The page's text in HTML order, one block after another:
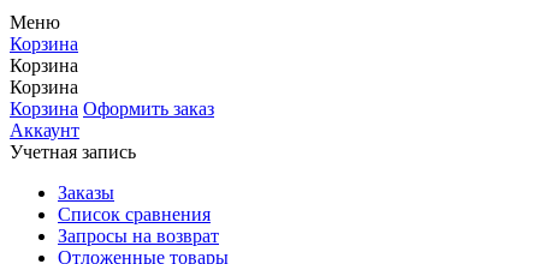
Меню
Корзина
Корзина
Корзина
Корзина Оформить заказ
Аккаунт
Учетная запись
Заказы
Список сравнения
Запросы на возврат
Отложенные товары